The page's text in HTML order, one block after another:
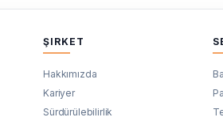
ŞIRKET
Hakkımızda
Kariyer
Sürdürülebilirlik